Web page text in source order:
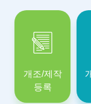
개조/제작
등록